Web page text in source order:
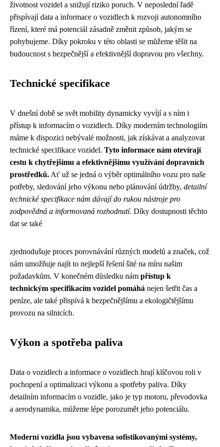
životnost vozidel a snižují riziko poruch. V neposlední řadě
přispívají data a informace o vozidlech k rozvoji autonomního
řízení, které má potenciál zásadně změnit způsob, jakým se
pohybujeme. Díky pokroku v této oblasti se můžeme těšit na
budoucnost s bezpečnější a efektivnější dopravou pro všechny.
Technické specifikace
V dnešní době se svět mobility dynamicky vyvíjí a s ním i
přístup k informacím o vozidlech. Díky moderním technologiím
máme k dispozici nebývalé možnosti, jak získávat a analyzovat
technické specifikace vozidel. Tyto informace nám otevírají
cestu k chytřejšímu a efektivnějšímu využívání dopravních
prostředků. Ať už se jedná o výběr optimálního vozu pro naše
potřeby, sledování jeho výkonu nebo plánování údržby, detailní
technické specifikace nám dávají do rukou nástroje pro
zodpovědná a informovaná rozhodnutí. Díky dostupnosti těchto
dat se také
zjednodušuje proces porovnávání různých modelů a značek, což
nám umožňuje najít to nejlepší řešení šité na míru našim
požadavkům. V konečném důsledku nám přístup k
technickým specifikacím vozidel pomáhá nejen šetřit čas a
peníze, ale také přispívá k bezpečnějšímu a ekologičtějšímu
provozu na silnicích.
Výkon a spotřeba paliva
Data o vozidlech a informace o vozidlech hrají klíčovou roli v
pochopení a optimalizaci výkonu a spotřeby paliva. Díky
detailním informacím o vozidle, jako je typ motoru, převodovka
a aerodynamika, můžeme lépe porozumět jeho potenciálu.
Moderní vozidla jsou vybavena sofistikovanými systémy,